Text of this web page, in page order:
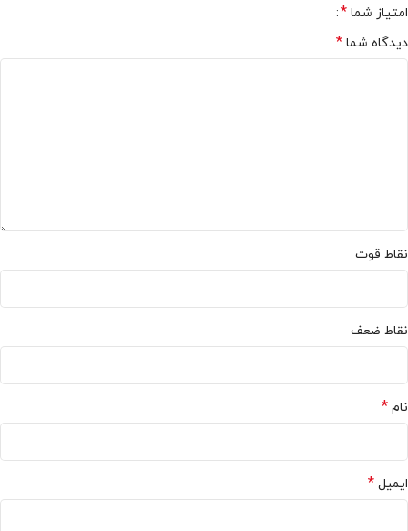
امتیاز شما *
دیدگاه شما *
نقاط قوت
نقاط ضعف
نام *
ایمیل *